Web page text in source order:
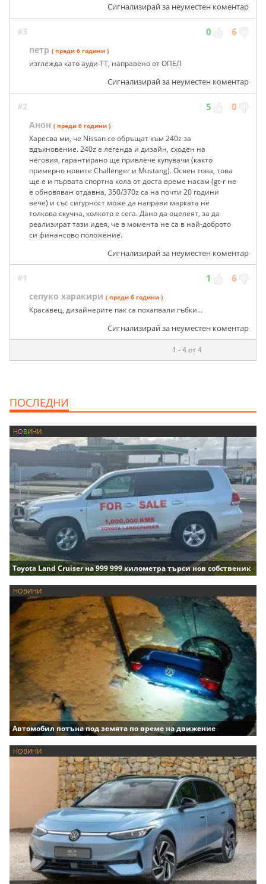
Сигнализирай за неуместен коментар
#3 0 6
петр ( преди 6 години )
изглежда като ауди ТТ, направено от ОПЕЛ
Сигнализирай за неуместен коментар
#2 5 0
Анон ( преди 6 години )
Харесва ми, че Nissan се обръщат към 240z за
вдъхновение. 240z e легенда и дизайн, сходен на
неговия, гарантирано ще привлече купувачи (както
примерно новите Challenger и Mustang). Освен това, това
ще е и първата спортна кола от доста време насам (gt-r не
е обновяван отдавна, 350/370z са на почти 20 години
вече) и със сигурност може да направи марката не
толкова скучна, колкото е сега. Дано да оцелеят, за да
реализират тази идея, че в момента не са в най-доброто
си финансово положение.
Сигнализирай за неуместен коментар
#1 1 6
сепуко харакири ( преди 6 години )
Красавец, дизайнерите пак са похапвали гъбки...
Сигнализирай за неуместен коментар
1 - 4 от 4
ПОСЛЕДНИ
НОВИНИ
Toyota Land Cruiser на 999 999 километра търси нов собственик
НОВИНИ
Автомобил потъна под земята по време на движение
НОВИНИ